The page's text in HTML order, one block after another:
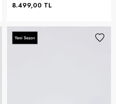
8.499,00 TL